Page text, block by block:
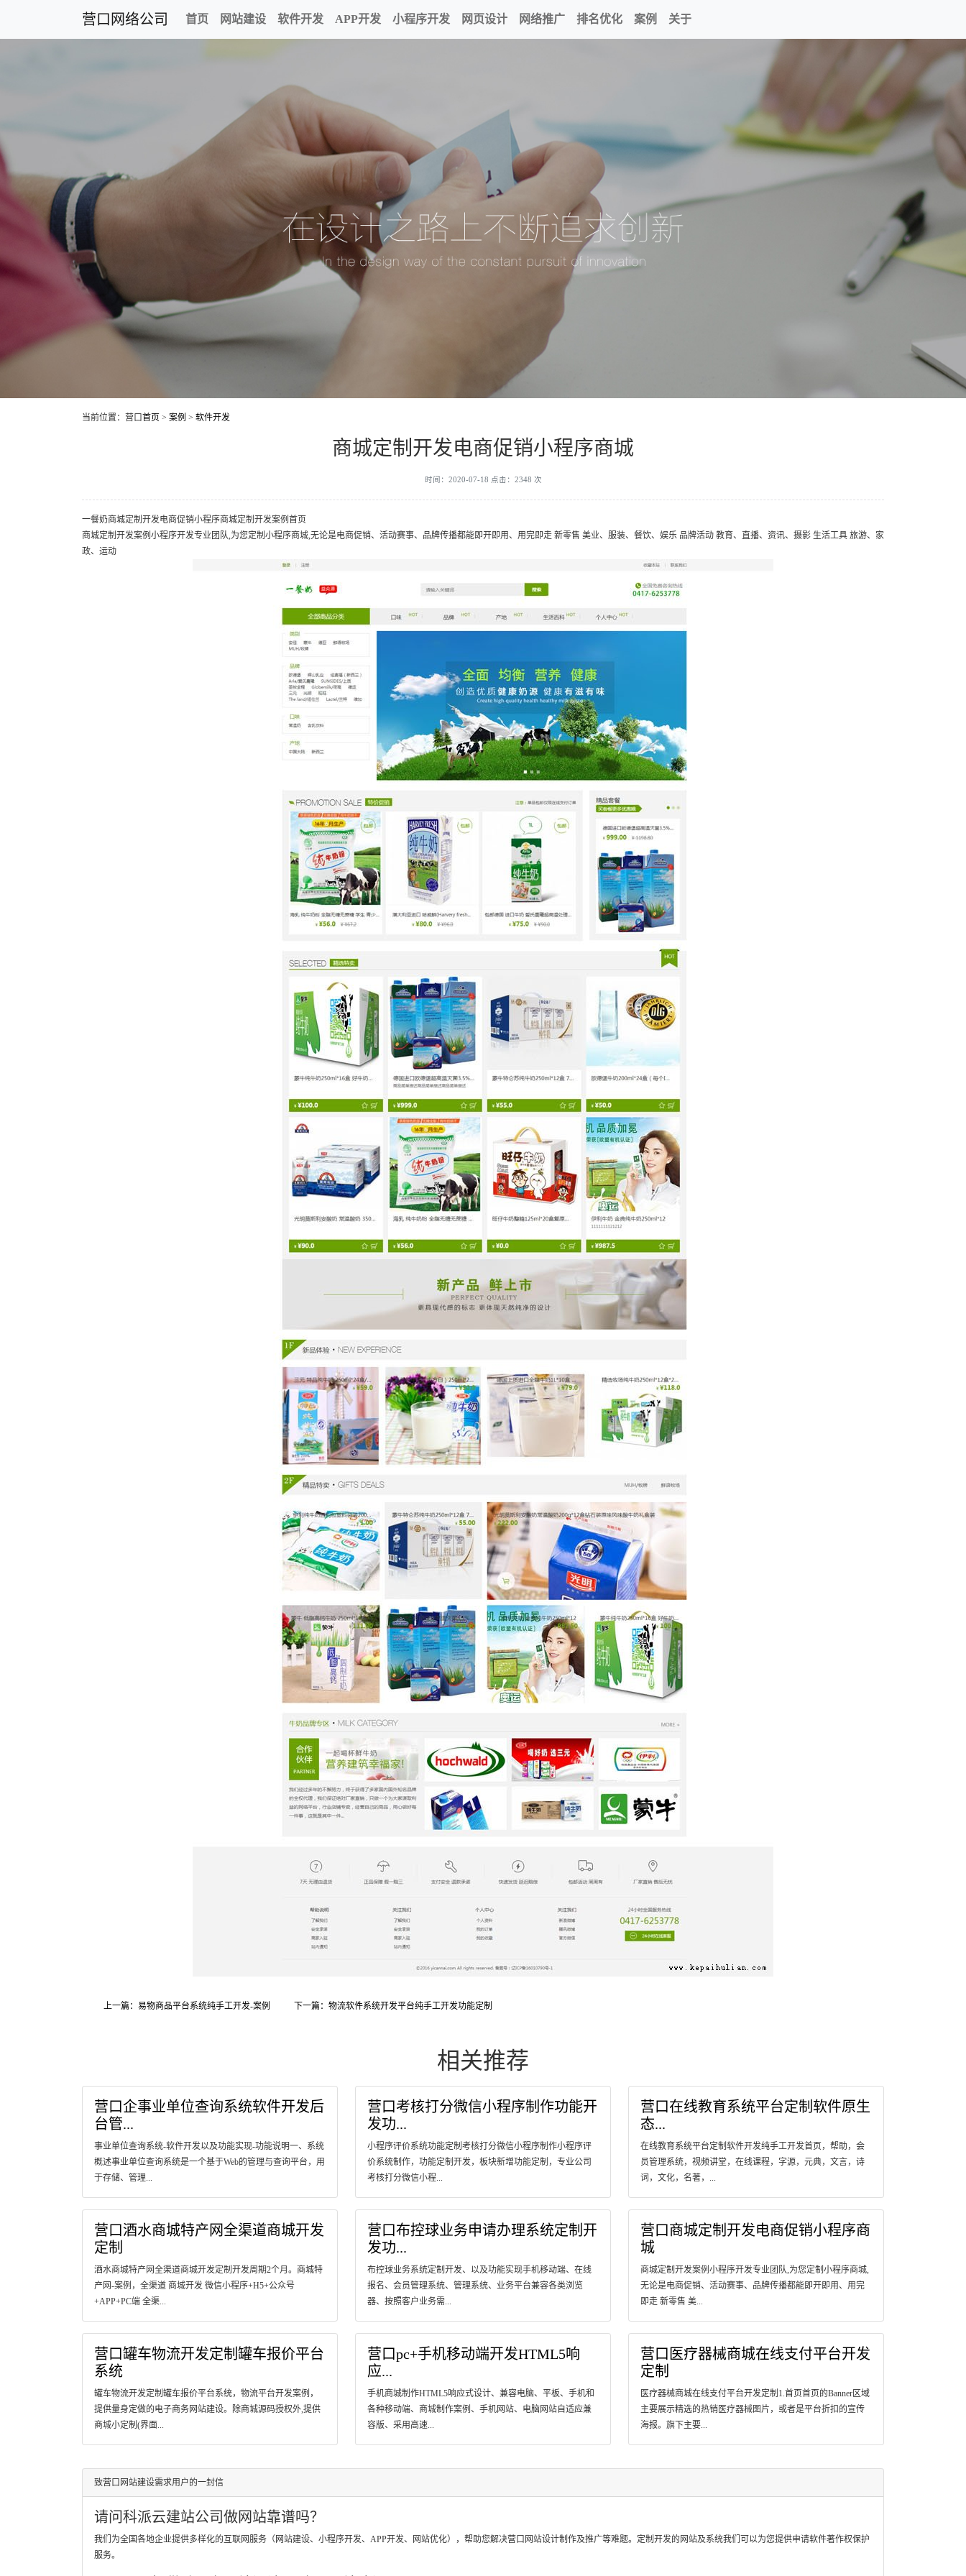
营口网络公司 首页 网站建设 软件开发 APP开发 小程序开发 网页设计 网络推广 排名优化 案例 关于
当前位置：营口首页 > 案例 > 软件开发
商城定制开发电商促销小程序商城
时间：2020-07-18 点击：2348 次
一餐奶商城定制开发电商促销小程序商城定制开发案例首页
商城定制开发案例小程序开发专业团队,为您定制小程序商城,无论是电商促销、活动赛事、品牌传播都能即开即用、用完即走 新零售 美业、服装、餐饮、娱乐 品牌活动 教育、直播、资讯、摄影 生活工具 旅游、家
政、运动
上一篇：易物商品平台系统纯手工开发-案例 下一篇：物流软件系统开发平台纯手工开发功能定制
相关推荐
营口企事业单位查询系统软件开发后
台管...
事业单位查询系统-软件开发以及功能实现-功能说明一、系统
概述事业单位查询系统是一个基于Web的管理与查询平台，用
于存储、管理...
营口考核打分微信小程序制作功能开
发功...
小程序评价系统功能定制考核打分微信小程序制作小程序评
价系统制作，功能定制开发，板块新增功能定制，专业公司
考核打分微信小程...
营口​在线教育系统平台定制软件原生
态...
在线教育系统平台定制软件开发纯手工开发首页，帮助，会
员管理系统，视频讲堂，在线课程，字源，元典，文言，诗
词，文化，名著，...
营口酒水商城特产网全渠道商城开发
定制
酒水商城特产网全渠道商城开发定制开发周期2个月。商城特
产网-案例，全渠道 商城开发 微信小程序+H5+公众号
+APP+PC端 全渠...
营口布控球业务申请办理系统定制开
发功...
布控球业务系统定制开发、以及功能实现手机移动端、在线
报名、会员管理系统、管理系统、业务平台兼容各类浏览
器、按照客户业务需...
营口商城定制开发电商促销小程序商
城
商城定制开发案例小程序开发专业团队,为您定制小程序商城,
无论是电商促销、活动赛事、品牌传播都能即开即用、用完
即走 新零售 美...
营口罐车物流开发定制罐车报价平台
系统
罐车物流开发定制罐车报价平台系统，物流平台开发案例，
提供量身定做的电子商务网站建设。除商城源码授权外,提供
商城小定制(界面...
营口pc+​手机移动端开发HTML5响
应...
手机商城制作HTML5响应式设计、兼容电脑、平板、手机和
各种移动端、商城制作案例、手机网站、电脑网站自适应兼
容版、采用高速...
营口医疗器械商城在线支付平台开发
定制
医疗器械商城在线支付平台开发定制1.首页首页的Banner区域
主要展示精选的热销医疗器械图片，或者是平台折扣的宣传
海报。旗下主要...
致营口网站建设需求用户的一封信
请问科派云建站公司做网站靠谱吗？
我们为全国各地企业提供多样化的互联网服务（网站建设、小程序开发、APP开发、网站优化），帮助您解决营口网站设计制作及推广等难题。定制开发的网站及系统我们可以为您提供申请软件著作权保护
服务。